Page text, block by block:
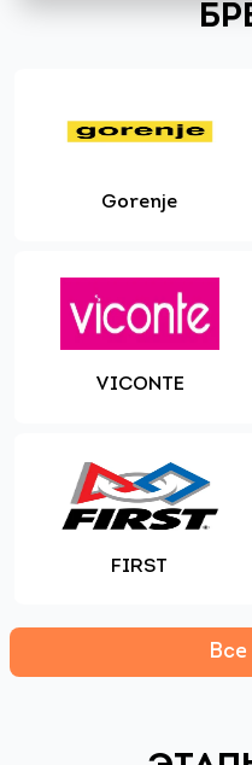
Gorenje
VICONTE
FIRST